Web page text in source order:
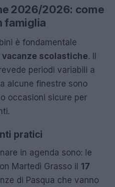
2026/2026: come
famiglia
è fondamentale
vacanze scolastiche. Il
periodi variabili a
alcune finestre sono
occasioni sicure per
pratici
in agenda sono: le
Martedì Grasso il 17
di Pasqua che vanno